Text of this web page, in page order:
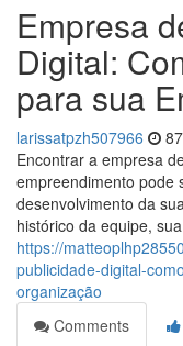
Empresa
Digital:
para sua
larissatpzh507966
Encontrar a empresa
empreendimento pode
desenvolvimento da
histórico da equipe, sua
https://
publicidade-digital-
organização
Comments